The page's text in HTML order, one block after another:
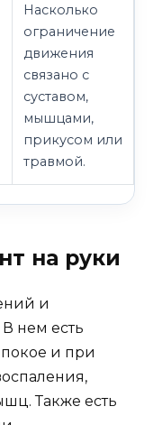
Насколько
ограничение
движения
связано с
суставом,
мышцами,
прикусом или
травмой.
на руки
и
нем есть
и при
Также есть